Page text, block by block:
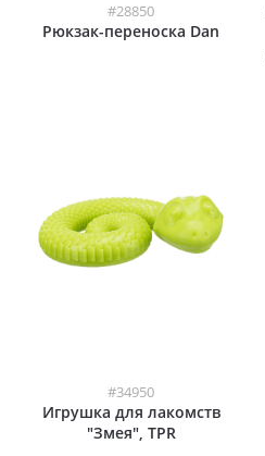
#28850
Рюкзак-переноска Dan
#34950
Игрушка для лакомств
"Змея", TPR